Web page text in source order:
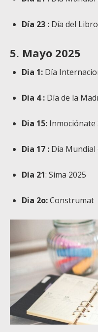
Día 23 : Día del
5. Mayo 2025
Dia 1: Día
Dia 4 : Día de la
Dia 15: Inmociónate
Dia 17 : Día
Día 21: Sima 2025
Dia 2o:Construmat